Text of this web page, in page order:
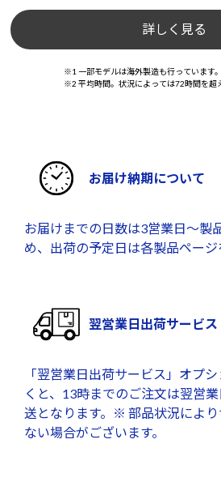
詳しく見る
※1 一部モデルは海外製造も行っています。
※2 平均時間。状況によっては72時間を超
お届け納期について
お届けまでの日数は3営業日～製
め、出荷の予定日は各製品ページ
翌営業日出荷サービス
「翌営業日出荷サービス」オプ
くと、13時までのご注文は翌営
送となります。※ 部品状況によ
ない場合がございます。